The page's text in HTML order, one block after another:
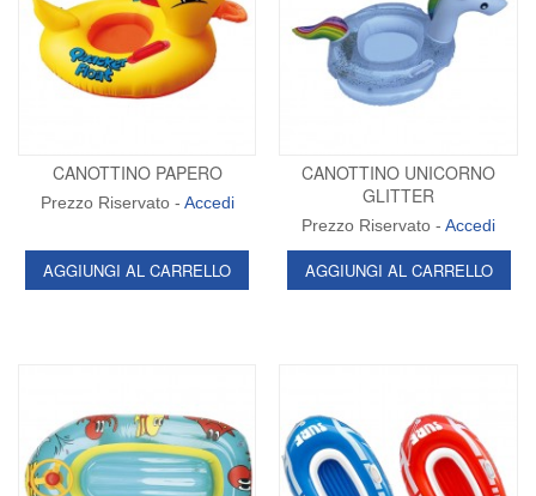
CANOTTINO PAPERO
Prezzo Riservato - Accedi
AGGIUNGI AL CARRELLO
CANOTTINO UNICORNO
GLITTER
Prezzo Riservato -Accedi
AGGIUNGI AL CARRELLO